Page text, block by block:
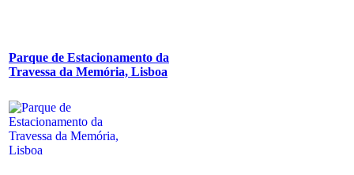
Parque de Estacionamento da
Travessa da Memória, Lisboa